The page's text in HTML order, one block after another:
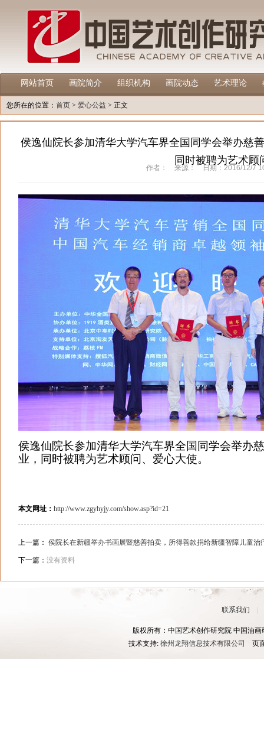
网站首页 画院简介 组织机构 画院动态 艺术理论
您所在的位置： 首页 > 爱心公益 > 正文
侯逸仙院长参加清华大学汽车界全国同学会举办慈
同时被聘为艺术顾
作者： 来源： 日期：2016/12/7
侯逸仙院长参加清华大学汽车界全国同学会举办
业，同时被聘为艺术顾问、爱心大使。
本文网址： http://www.zgyhyjy.com/show.asp?id=21
上一篇： 侯院长在新疆举办书画展暨慈善拍卖，所得善款捐给新疆智障儿童治
下一篇： 没有资料
联系我们
版权所有：中国艺术创作研究院 中国油
技术支持: 徐州龙翔信息技术有限公司 页